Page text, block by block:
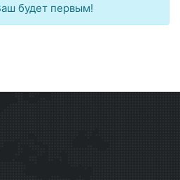
будет первым!